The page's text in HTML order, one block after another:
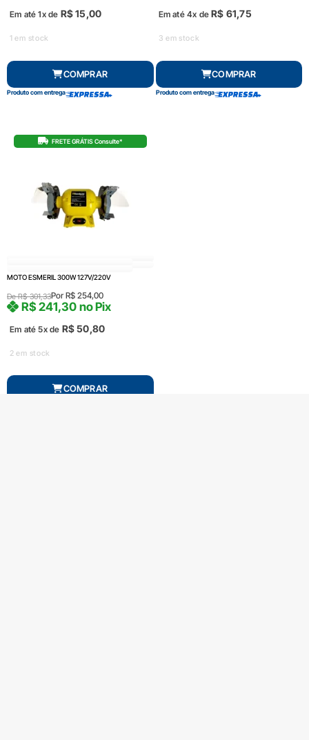
Em até 1x de R$15,00
1 em stock
COMPRAR
Produto com entrega
Em até 4x de R$ 61,75
3 em stock
COMPRAR
Produto com entrega
FRETE GRÁTIS Consulte*
MOTO ESMERIL 300W 127V/220V
DeR$301,33Por R$ 254,00
Em até 5x de R$50,80
R$241,30 no Pix
2 em stock
COMPRAR